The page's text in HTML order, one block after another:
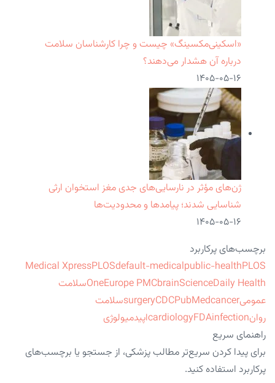
«اسکینی‌مکسینگ» چیست و چرا کارشناسان سلامت
درباره آن هشدار می‌دهند؟
۱۴۰۵-۰۵-۱۶
ژن‌های مؤثر در نارسایی‌های جدی مغز استخوان ارثی
شناسایی شدند؛ پیامدها و محدودیت‌ها
۱۴۰۵-۰۵-۱۶
برچسب‌های پرکاربرد
Medical XpressPLOSdefault-medicalpublic-healthPLOS
OneEurope PMCbrainScienceDaily Health
سلامت
عمومی
surgeryCDCPubMedcancer
سلامت
روان
cardiologyFDAinfection
اپیدمیولوژی
راهنمای سریع
برای پیدا کردن سریع‌تر مطالب پزشکی، از جستجو یا برچسب‌های
پرکاربرد استفاده کنید.